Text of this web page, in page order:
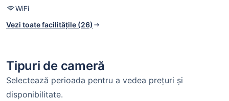
WiFi
Vezi toate facilitățile (26)
Tipuri de cameră
Selectează perioada pentru a vedea prețuri și
disponibilitate.